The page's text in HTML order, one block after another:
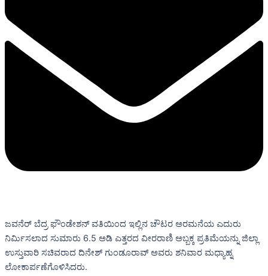
ಜವನೆರ್ ಬೆದ್ರ ಫೌಂಡೇಶನ್ ವತಿಯಿಂದ ಇಲ್ಲಿನ ಚೌಟರ ಅರಮನೆಯ ಎದುರು
ನಿರ್ಮಿಸಲಾದ ಸುಮಾರು 6.5 ಅಡಿ ಎತ್ತರದ ವೀರರಾಣಿ ಅಬ್ಬಕ್ಕ ಪ್ರತಿಮೆಯನ್ನು ಜಿಲ್ಲಾ
ಉಸ್ತುವಾರಿ ಸಚಿವರಾದ ದಿನೇಶ್ ಗುಂಡೂರಾವ್ ಅವರು ಶನಿವಾರ ಮಧ್ಯಾಹ್ನ
ಲೋಕಾರ್ಪಣೆಗೊಳಿಸಿದರು.